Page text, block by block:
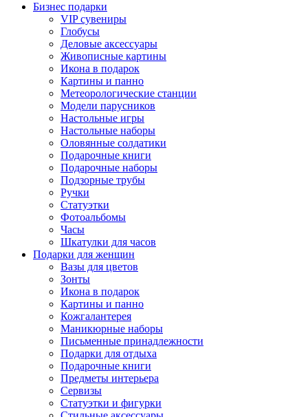
Бизнес подарки
VIP сувениры
Глобусы
Деловые аксессуары
Живописные картины
Икона в подарок
Картины и панно
Метеорологические станции
Модели парусников
Настольные игры
Настольные наборы
Оловянные солдатики
Подарочные книги
Подарочные наборы
Подзорные трубы
Ручки
Статуэтки
Фотоальбомы
Часы
Шкатулки для часов
Подарки для женщин
Вазы для цветов
Зонты
Икона в подарок
Картины и панно
Кожгалантерея
Маникюрные наборы
Письменные принадлежности
Подарки для отдыха
Подарочные книги
Предметы интерьера
Сервизы
Статуэтки и фигурки